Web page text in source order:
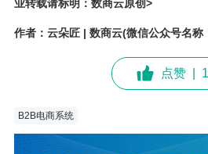
业转载请标明：数商云原创>
作者：云朵匠 | 数商云(微信公众号名称
点赞
B2B电商系统